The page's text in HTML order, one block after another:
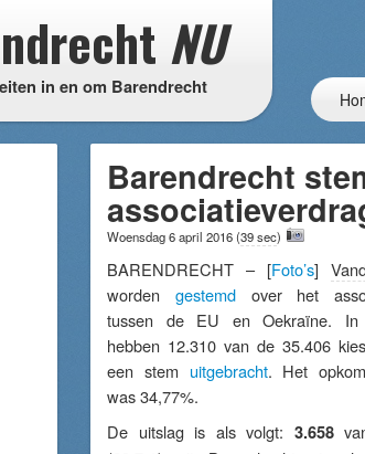
NU
in en om Barendrecht
Barendrecht
Woensdag 6 april 2016(39 sec)
BARENDRECHT – [Foto’s]
worden gestemdover het
tussen de EU en Oekraïne. In
hebben 12.310 van de 35.406
een stem uitgebracht. Het
was 34,77%.
De uitslag is als volgt: 3.658